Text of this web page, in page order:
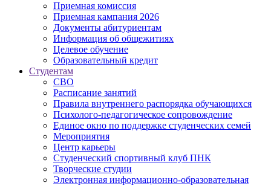
Приемная комиссия
Приемная кампания 2026
Дoкументы абитуриентам
Информация об общежитиях
Целевое обучение
Образовательный кредит
Студентам
СВО
Расписание занятий
Правила внутреннего распорядка обучающихся
Психолого-педагогическое сопровождение
Единое окно по поддержке студенческих семей
Мероприятия
Центр карьеры
Студенческий спортивный клуб ПНК
Творческие студии
Электронная информационно-образовательная